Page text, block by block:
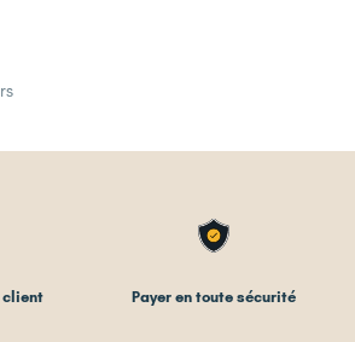
client
Payer en toute sécurité